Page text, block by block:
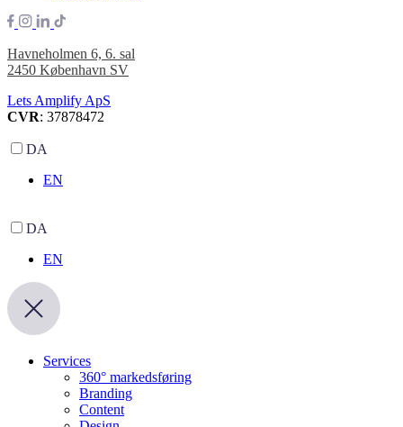
Havneholmen 6, 6. sal
2450 København SV
Lets Amplify ApS
CVR: 37878472
DA
EN
DA
EN
Services
360° markedsføring
Branding
Content